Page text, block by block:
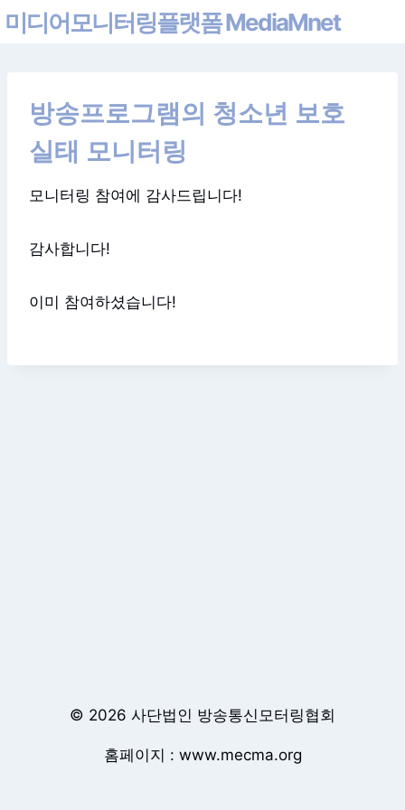
Skip
미디어모니터링플랫폼 MediaMnet
방송프로그램의 청소년 보호
실태 모니터링
모니터링 참여에 감사드립니다!
감사합니다!
이미 참여하셨습니다!
© 2026 사단법인 방송통신모터링협회
홈페이지 : www.mecma.org